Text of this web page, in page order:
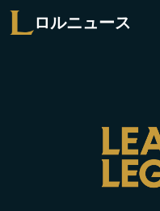
ロルニュース